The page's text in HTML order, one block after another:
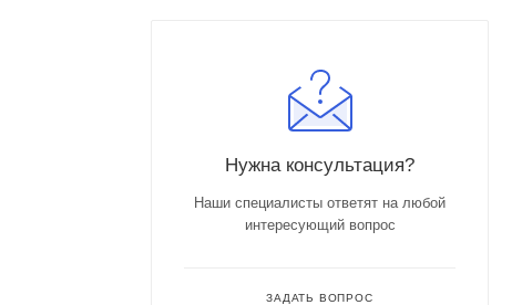
Нужна консультация?
Наши специалисты ответят на любой
интересующий вопрос
ЗАДАТЬ ВОПРОС